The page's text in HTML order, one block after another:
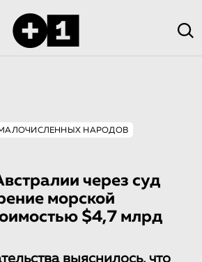
НАРОДОВ
через суд
морской
$4,7 млрд
выяснилось, что